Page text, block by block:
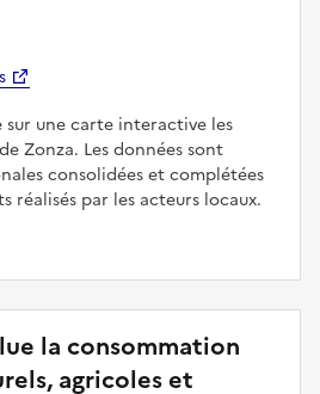
une carte interactive les
Zonza. Les données sont
consolidées et complétées
réalisés par les acteurs locaux.
la consommation
agricoles et